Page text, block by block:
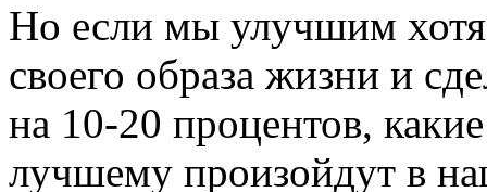
Но если мы улучшим
своего образа жизни и
на 10-20 процентов,
лучшему произойдут в